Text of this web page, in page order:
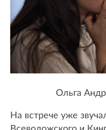
Ольга
На встрече уже